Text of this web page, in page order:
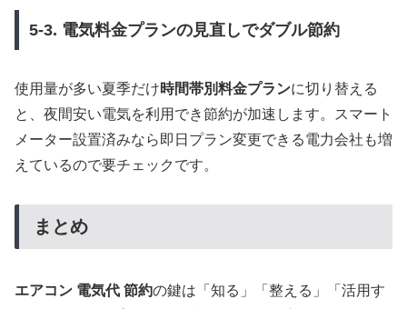
5-3. 電気料金プランの見直しでダブル節約
使用量が多い夏季だけ時間帯別料金プランに切り替える
と、夜間安い電気を利用でき節約が加速します。スマート
メーター設置済みなら即日プラン変更できる電力会社も増
えているので要チェックです。
まとめ
エアコン 電気代 節約の鍵は「知る」「整える」「活用す